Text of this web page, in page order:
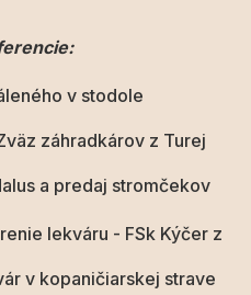
v stodole
záhradkárov z Turej
a predaj stromčekov
lekváru - FSk Kýčer z
kopaničiarskej strave